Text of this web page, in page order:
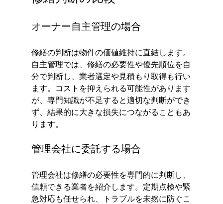
オーナー自主管理の場合
修繕の判断は物件の価値維持に直結します。
自主管理では、修繕の必要性や優先順位を自
分で判断し、業者選定や見積もり取得も行い
ます。コストを抑えられる可能性があります
が、専門知識が不足すると適切な判断ができ
ず、結果的に大きな損失につながることもあ
ります。
管理会社に委託する場合
管理会社は修繕の必要性を専門的に判断し、
信頼できる業者を紹介します。定期点検や緊
急対応も任せられ、トラブルを未然に防ぐこ